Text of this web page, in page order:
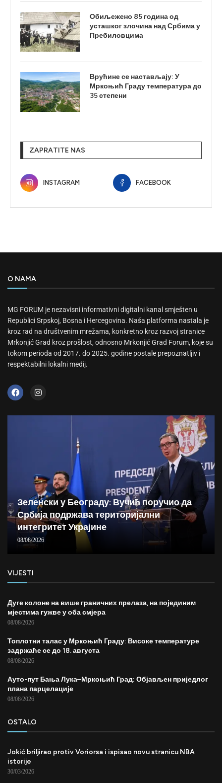
Обиљежено 85 година од
усташког злочина над Србима у
Пребиловцима
Врућине се настављају: У
Мркоњић Граду температура до
35 степени
ZAPRATITE NAS
INSTAGRAM FACEBOOK
O NAMA
MG FORUM je nezavisni informativni digitalni kanal smješten u
Republici Srpskoj, Bosna i Hercegovina. Naša platforma nastala je
kroz rad na društvenim mrežama, konkretno kroz razvoj stranice
Mrkonjić Grad kroz prošlost, odnosno Mrkonjić Grad Forum, koje su
tokom perioda od 2017. do 2025. godine postale prepoznatljiv i
respektabilni lokalni medij.
Зеленски у Београду: Вучић поручио да
Србија подржава територијални
интегритет Украјине
08/08/2026
VIJESTI
Дуге колоне на више граничних прелаза, на појединим
мјестима гужве у оба смјера
08/08/2026
Топлотни талас у Мркоњић Граду: Високе температуре
задржаће се до 18. августа
08/08/2026
Ауто-пут Бања Лука–Мркоњић Град: Објављен приједлог
плана парцелације
08/08/2026
OSTALO
Jokić briljirao protiv Voriorsa i ispisao novu stranicu NBA
istorije
30/03/2026